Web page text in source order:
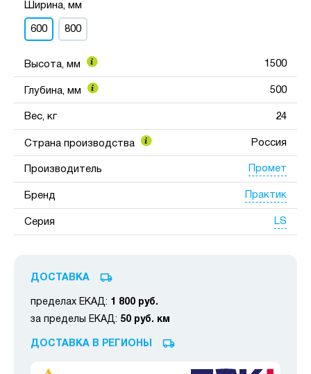
Ширина, мм
600 800
Высота, мм 1500
Глубина, мм 500
Вес, кг 24
Страна производства Россия
Производитель Промет
Бренд Практик
Серия LS
ДОСТАВКА
пределах ЕКАД: 1 800 руб.
за пределы ЕКАД: 50 руб. км
ДОСТАВКА В РЕГИОНЫ